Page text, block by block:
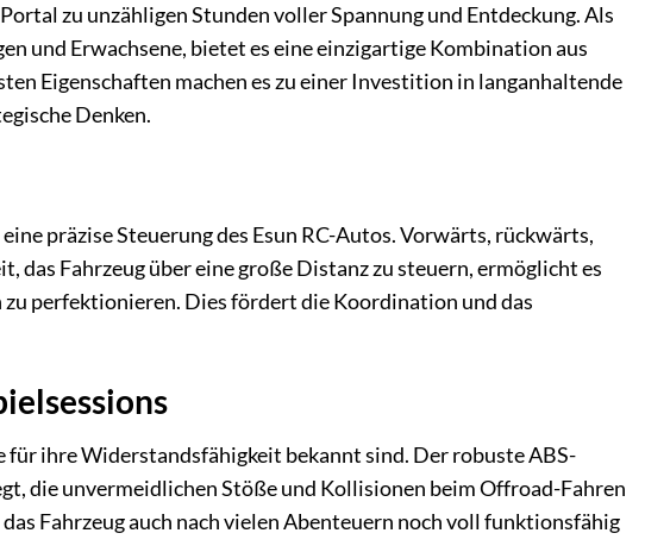
zu unzähligen Stunden voller Spannung und Entdeckung. Als
und Erwachsene, bietet es eine einzigartige Kombination aus
Eigenschaften machen es zu einer Investition in langanhaltende
Denken.
präzise Steuerung des Esun RC-Autos. Vorwärts, rückwärts,
Fahrzeug über eine große Distanz zu steuern, ermöglicht es
perfektionieren. Dies fördert die Koordination und das
ihre Widerstandsfähigkeit bekannt sind. Der robuste ABS-
die unvermeidlichen Stöße und Kollisionen beim Offroad-Fahren
Fahrzeug auch nach vielen Abenteuern noch voll funktionsfähig